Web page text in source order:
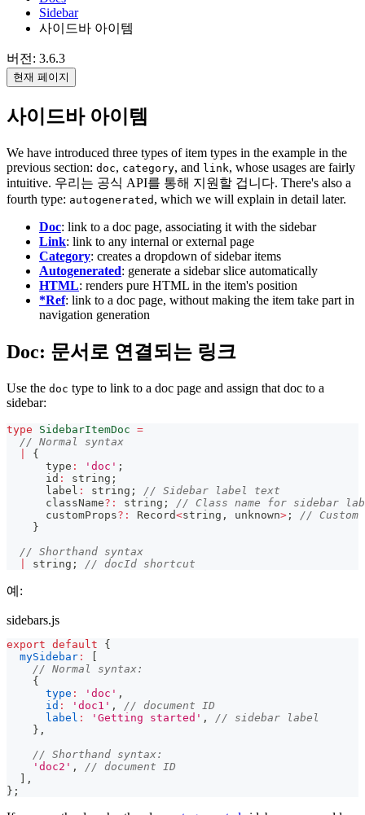
Sidebar
사이드바 아이템
버전: 3.6.3
현재 페이지
사이드바 아이템
We have introduced three types of item types in the example in the
previous section: doc, category, and link, whose usages are fairly
intuitive. 우리는 공식 API를 통해 지원할 겁니다. There's also a
fourth type: autogenerated , which we will explain in detail later.
Doc: link to a doc page, associating it with the sidebar
Link: link to any internal or external page
Category: creates a dropdown of sidebar items
Autogenerated: generate a sidebar slice automatically
HTML: renders pure HTML in the item's position
*Ref: link to a doc page, without making the item take part in
navigation generation
Doc: 문서로 연결되는 링크
Use the doc type to link to a doc page and assign that doc to a
sidebar:
type SidebarItemDoc =
// Normal syntax
{
      type
: 'doc' ;
      id
: string ;
      label
: string ;
// Sidebar label text
      className
? : string ;
// Class name for sidebar
      customProps
? : Record<string , unknown> ;
// Custom
}
// Shorthand syntax
string ; // docId shortcut
예:
sidebars.js
export default
{
mySidebar :
// Normal syntax:
{
type : 'doc' ,
id : 'doc1' ,
// document ID
label : 'Getting started' ,
// sidebar label
} ,
// Shorthand syntax:
'doc2' ,
// document ID
,
} ;